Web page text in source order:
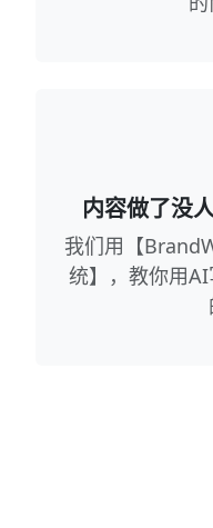
内容做了没
我们用【
统】，教你用